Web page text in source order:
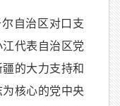
自治区对口支
代表自治区党
的大力支持和
核心的党中央